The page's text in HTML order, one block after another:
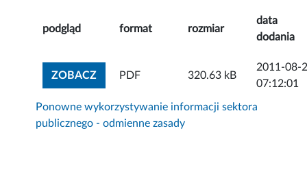
podgląd format rozmiar
data
dodania
ZOBACZZOBACZ ZAŁĄCZNIK
PDF 320.63 kB
2011-08-
07:12:01
Ponowne wykorzystywanie informacji sektora
publicznego - odmienne zasady